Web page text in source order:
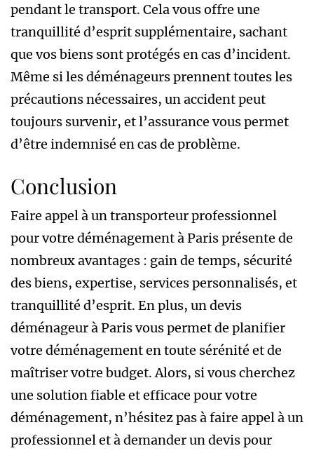
pendant le transport. Cela vous offre une
tranquillité d’esprit supplémentaire, sachant
que vos biens sont protégés en cas d’incident.
Même si les déménageurs prennent toutes les
précautions nécessaires, un accident peut
toujours survenir, et l’assurance vous permet
d’être indemnisé en cas de problème.
Conclusion
Faire appel à un transporteur professionnel
pour votre déménagement à Paris présente de
nombreux avantages : gain de temps, sécurité
des biens, expertise, services personnalisés, et
tranquillité d’esprit. En plus, un devis
déménageur à Parisvous permet de planifier
votre déménagement en toute sérénité et de
maîtriser votre budget. Alors, si vous cherchez
une solution fiable et efficace pour votre
déménagement, n’hésitez pas à faire appel à un
professionnel et à demander un devis pour